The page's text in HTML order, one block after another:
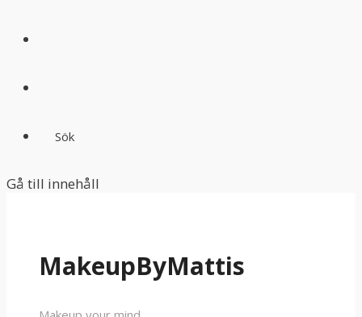
Sök
Gå till innehåll
MakeupByMattis